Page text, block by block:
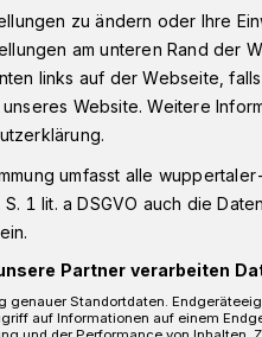
lädt zur
musiziert, sich
Repertoire
genau richtig.
zu ändern oder Ihre
am unteren Rand der
links auf der Webseite,
Website. Weitere
umfasst alle
1 lit. a DSGVO auch die
Partner verarbeiten
genauer Standortdaten.
auf Informationen auf einem